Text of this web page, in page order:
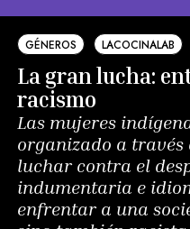
GÉNEROS LACOCINALAB
La gran lucha:
racismo
Las mujeres
organizado a
luchar contra el
indumentaria e
enfrentar a una